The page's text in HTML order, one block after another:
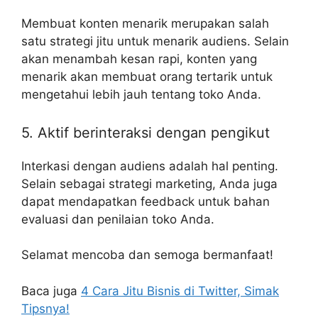
Membuat konten menarik merupakan salah
satu strategi jitu untuk menarik audiens. Selain
akan menambah kesan rapi, konten yang
menarik akan membuat orang tertarik untuk
mengetahui lebih jauh tentang toko Anda.
5. Aktif berinteraksi dengan pengikut
Interkasi dengan audiens adalah hal penting.
Selain sebagai strategi marketing, Anda juga
dapat mendapatkan feedback untuk bahan
evaluasi dan penilaian toko Anda.
Selamat mencoba dan semoga bermanfaat!
Baca juga 4 Cara Jitu Bisnis di Twitter, Simak
Tipsnya!